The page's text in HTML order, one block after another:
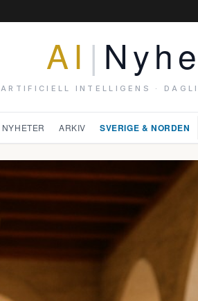
AI |
ARTIFICIELL INTELLIGENS ·
NYHETER ARKIV SVERIGE & NORDEN